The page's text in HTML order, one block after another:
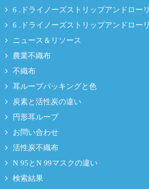
6 .ドライノーズストリップアンドロー
6 .ドライノーズストリップアンドロー
ニュース＆リソース
農業不織布
不織布
耳ループパッキングと色
炭素と活性炭の違い
円形耳ループ
お問い合わせ
活性炭不織布
N 95とN 99マスクの違い
検索結果